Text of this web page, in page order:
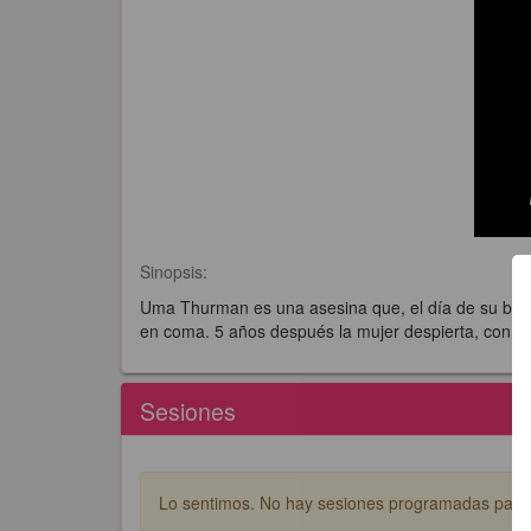
Sinopsis:
Uma Thurman es una asesina que, el día de su
en coma. 5 años después la mujer despierta, con
Sesiones
Lo sentimos. No hay sesiones programadas para